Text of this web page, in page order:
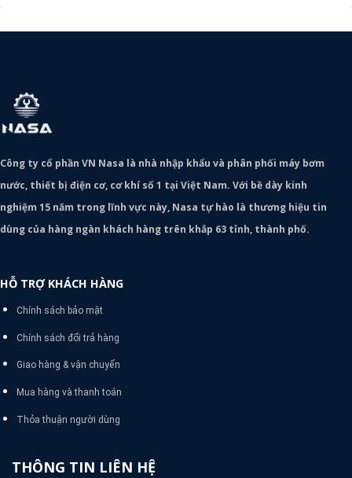
Công ty cổ phần VN Nasa là nhà nhập khẩu và phân phối máy bơm
nước, thiết bị điện cơ, cơ khí số 1 tại Việt Nam. Với bề dày kinh
nghiệm 15 năm trong lĩnh vực này, Nasa tự hào là thương hiệu tin
dùng của hàng ngàn khách hàng trên khắp 63 tỉnh, thành phố.
HỖ TRỢ KHÁCH HÀNG
Chính sách bảo mật
Chính sách đổi trả hàng
Giao hàng & vận chuyển
Mua hàng và thanh toán
Thỏa thuận người dùng
THÔNG TIN LIÊN HỆ